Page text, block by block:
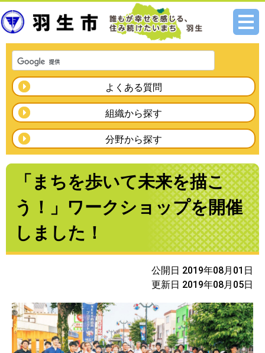
メニ
よくある質問
組織から探す
分野から探す
「まちを歩いて未来を描こ
う！」ワークショップを開催
しました！
公開日 2019年08月01日
更新日 2019年08月05日